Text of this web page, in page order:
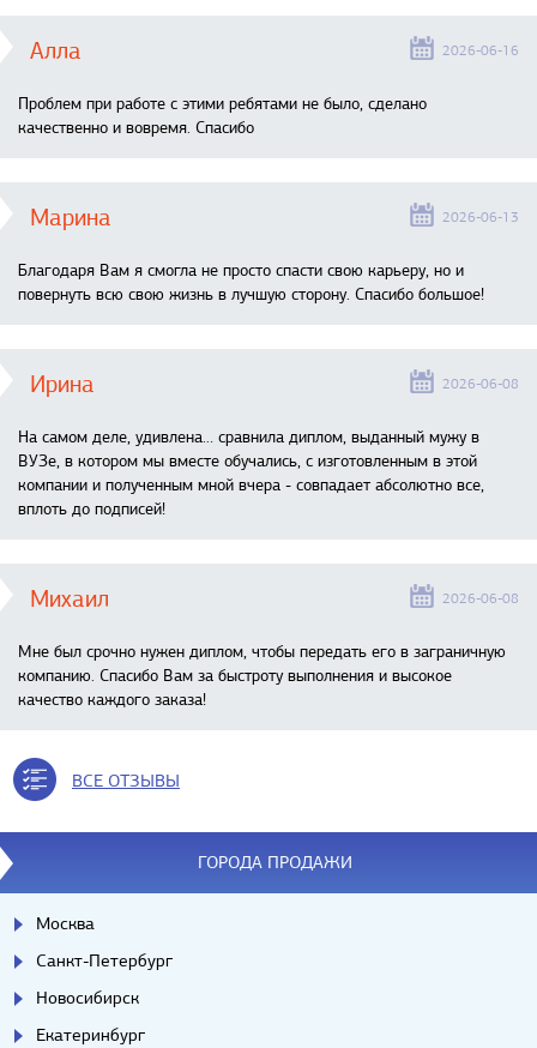
Алла 2026-06-16
Проблем при работе с этими ребятами не было, сделано
качественно и вовремя. Спасибо
Марина 2026-06-13
Благодаря Вам я смогла не просто спасти свою карьеру, но и
повернуть всю свою жизнь в лучшую сторону. Спасибо большое!
Ирина 2026-06-08
На самом деле, удивлена… сравнила диплом, выданный мужу в
ВУЗе, в котором мы вместе обучались, с изготовленным в этой
компании и полученным мной вчера - совпадает абсолютно все,
вплоть до подписей!
Михаил 2026-06-08
Мне был срочно нужен диплом, чтобы передать его в заграничную
компанию. Спасибо Вам за быстроту выполнения и высокое
качество каждого заказа!
ВСЕ ОТЗЫВЫ
ГОРОДА ПРОДАЖИ
Москва
Санкт-Петербург
Новосибирск
Екатеринбург